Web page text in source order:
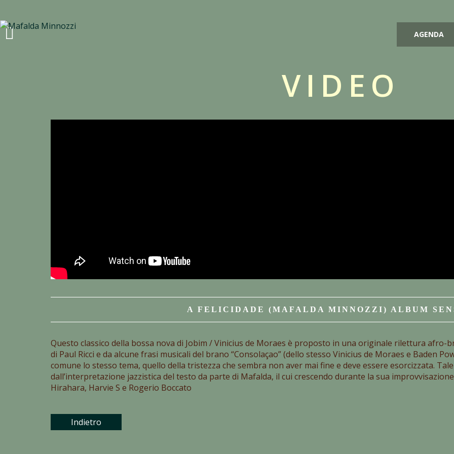
AGENDA
VIDEO
A FELICIDADE (MAFALDA MINNOZZI) ALBUM
Questo classico della bossa nova di Jobim / Vinicius de Moraes è proposto in una originale rilettura afro-
di Paul Ricci e da alcune frasi musicali del brano “Consolaçao” (dello stesso Vinicius de Moraes e Baden
comune lo stesso tema, quello della tristezza che sembra non aver mai fine e deve essere esorcizzata.
dall’interpretazione jazzistica del testo da parte di Mafalda, il cui crescendo durante la sua
Hirahara, Harvie S e Rogerio Boccato
Indietro